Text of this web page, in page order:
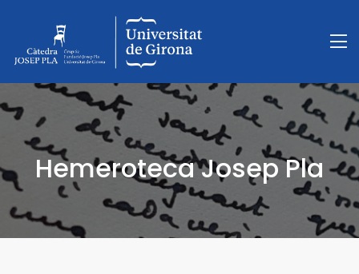
Hemeroteca Josep Pla